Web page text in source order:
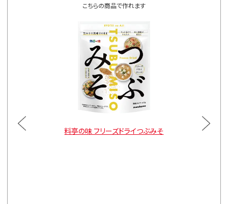
こちらの商品で作れます
料亭の味 フリーズドライつぶみそ